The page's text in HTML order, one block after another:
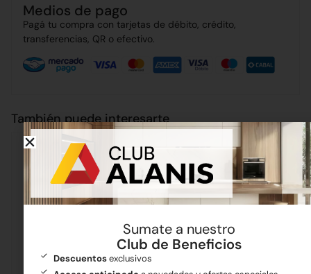
Medios de pago
Pagá tu compra con tarjetas de débito, crédito,
transferencias, QR o efectivo.
También puede interesarte
Sumate a nuestro
Club de Beneficios
Descuentosexclusivos